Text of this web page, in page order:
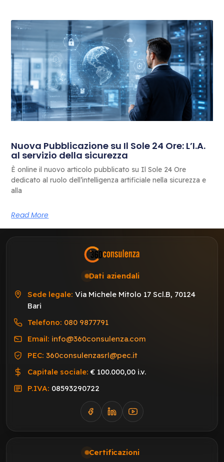
Nuova Pubblicazione su Il Sole 24 Ore: L’I.A.
al servizio della sicurezza
È online il nuovo articolo pubblicato su Il Sole 24 Ore
dedicato al ruolo dell’intelligenza artificiale nella sicurezza e
alla
Read More
Dati aziendali
Sede legale: Via Michele Mitolo 17 Scl.B, 70124
Bari
Telefono: 080 9877791
Email: info@360consulenza.com
PEC: 360consulenzasrl@pec.it
Capitale sociale: € 100.000,00 i.v.
P.IVA: 08593290722
Certificazioni